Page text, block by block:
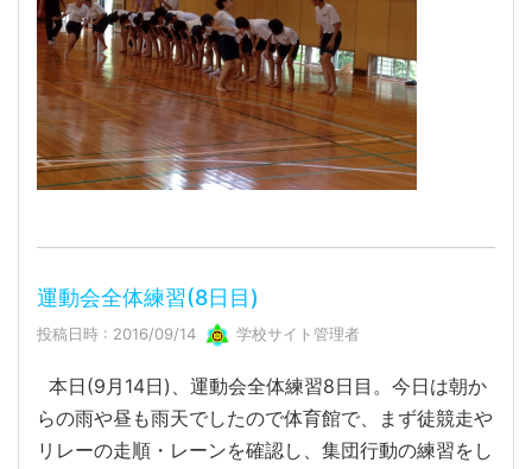
運動会全体練習(8日目)
投稿日時 : 2016/09/14 学校サイト管理者
本日(9月14日)、運動会全体練習8日目。今日は朝か
らの雨や昼も雨天でしたので体育館で、まず徒競走や
リレーの走順・レーンを確認し、集団行動の練習をし